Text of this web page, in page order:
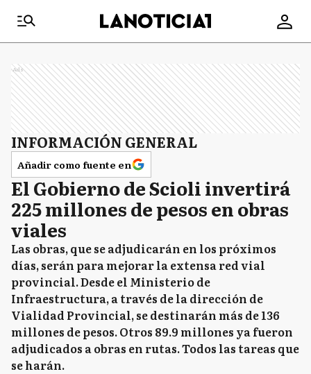
Ads
INFORMACIÓN GENERAL
Añadir como fuente en
El Gobierno de Scioli invertirá
225 millones de pesos en obras
viales
Las obras, que se adjudicarán en los próximos
días, serán para mejorar la extensa red vial
provincial. Desde el Ministerio de
Infraestructura, a través de la dirección de
Vialidad Provincial, se destinarán más de 136
millones de pesos. Otros 89.9 millones ya fueron
adjudicados a obras en rutas. Todos las tareas que
se harán.